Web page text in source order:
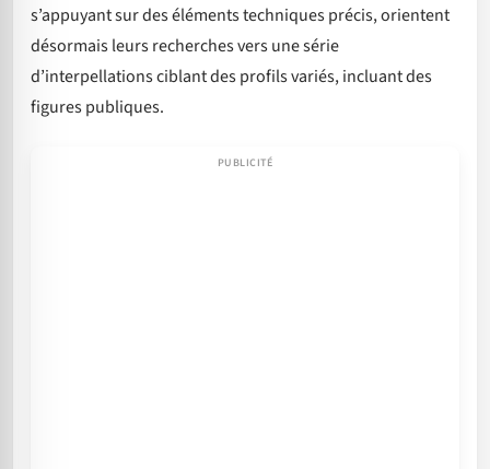
s’appuyant sur des éléments techniques précis, orientent
désormais leurs recherches vers une série
d’interpellations ciblant des profils variés, incluant des
figures publiques.